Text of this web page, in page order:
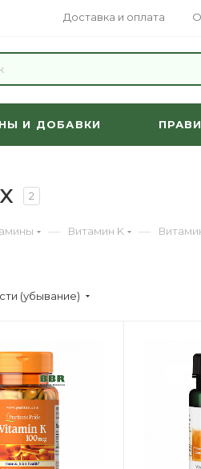
Доставка и оплата
И ДОБАВКИ
2
— Витамин K —
(убывание)